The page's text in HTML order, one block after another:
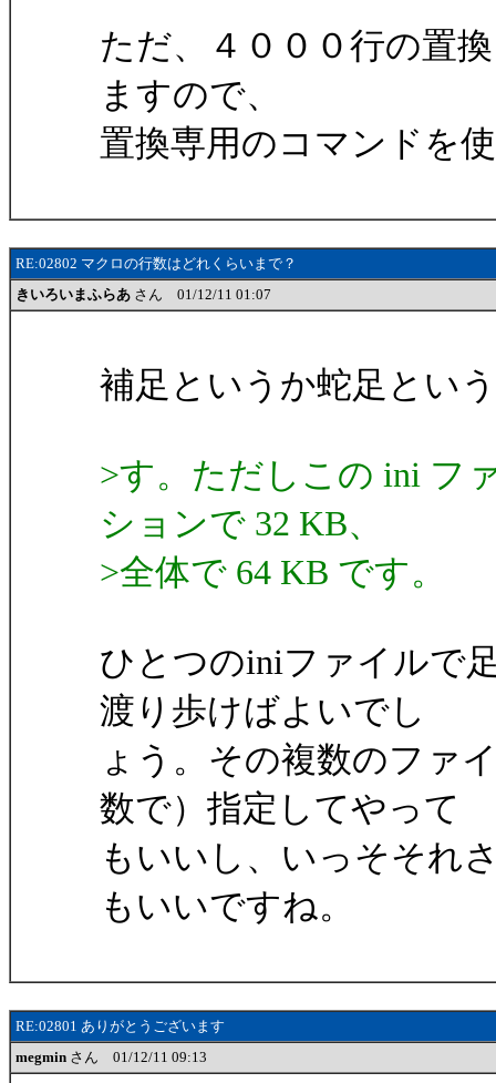
ただ、４０００行の置
ますので、
置換専用のコマンドを
RE:02802 マクロの行数はどれくらいまで？
きいろいまふらあ さん 01/12/11 01:07
補足というか蛇足とい
>す。ただしこの ini フ
ションで 32 KB、
>全体で 64 KB です。
ひとつのiniファイルで
渡り歩けばよいでし
ょう。その複数のファ
数で）指定してやって
もいいし、いっそそれ
もいいですね。
RE:02801 ありがとうございます
megmin さん 01/12/11 09:13